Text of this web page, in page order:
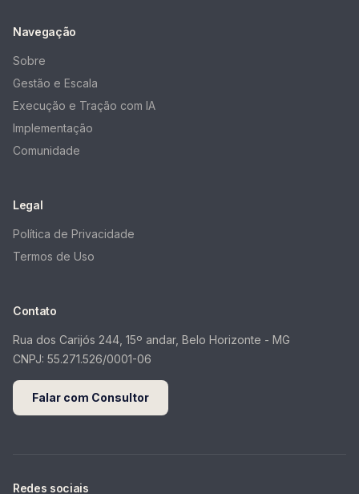
Navegação
Sobre
Gestão e Escala
Execução e Tração com IA
Implementação
Comunidade
Legal
Política de Privacidade
Termos de Uso
Contato
Rua dos Carijós 244, 15º andar, Belo Horizonte - MG
CNPJ: 55.271.526/0001-06
Falar com Consultor
Redes sociais